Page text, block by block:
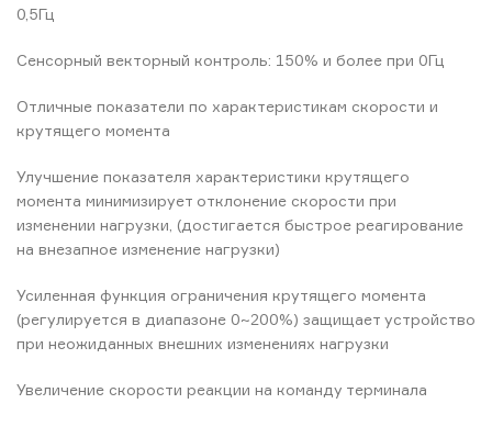
0,5Гц
Сенсорный векторный контроль: 150% и более при 0Гц
Отличные показатели по характеристикам скорости и
крутящего момента
Улучшение показателя характеристики крутящего
момента минимизирует отклонение скорости при
изменении нагрузки, (достигается быстрое реагирование
на внезапное изменение нагрузки)
Усиленная функция ограничения крутящего момента
(регулируется в диапазоне 0~200%) защищает устройство
при неожиданных внешних изменениях нагрузки
Увеличение скорости реакции на команду терминала